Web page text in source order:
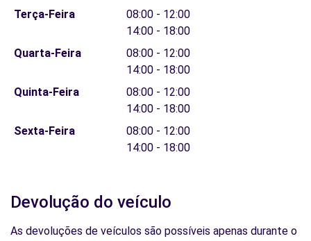
Terça-Feira
08:00 - 12:00
14:00 - 18:00
Quarta-Feira
08:00 - 12:00
14:00 - 18:00
Quinta-Feira
08:00 - 12:00
14:00 - 18:00
Sexta-Feira
08:00 - 12:00
14:00 - 18:00
Devolução do veículo
As devoluções de veículos são possíveis apenas durante o